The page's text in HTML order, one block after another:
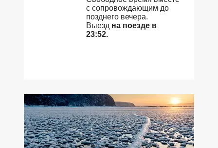
с сопровождающим до
позднего вечера.
Выезд на поезде в
23:52.